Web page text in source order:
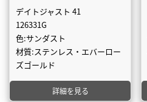
デイトジャスト 41
126331G
色:サンダスト
材質:ステンレス・エバーロー
ズゴールド
詳細を見る